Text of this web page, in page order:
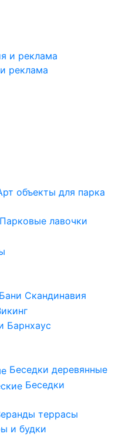
реклама
объекты для парка
Парковые лавочки
Бани Скандинавия
Барнхаус
Беседки деревянные
Беседки
террасы
и будки